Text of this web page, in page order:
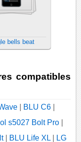
bells beat
compatibles
BLU C6
s5027 Bolt Pro
| BLU Life XL|
LG